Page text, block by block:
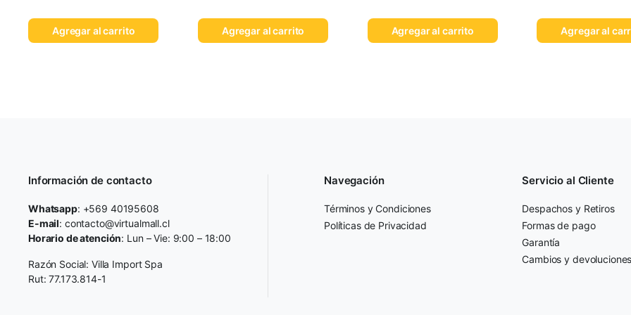
Agregar al carrito Agregar al carrito Agregar al carrito Agregar al
Información de contacto
Whatsapp: +569 40195608
E-mail: contacto@virtualmall.cl
Horario de atención: Lun – Vie: 9:00 – 18:00
Razón Social: Villa Import Spa
Rut: 77.173.814-1
Navegación
Términos y Condiciones
Políticas de Privacidad
Servicio al Cliente
Despachos y Retiros
Formas de pago
Garantía
Cambios y devoluciones